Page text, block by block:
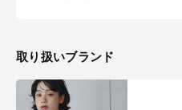
取り扱いブランド